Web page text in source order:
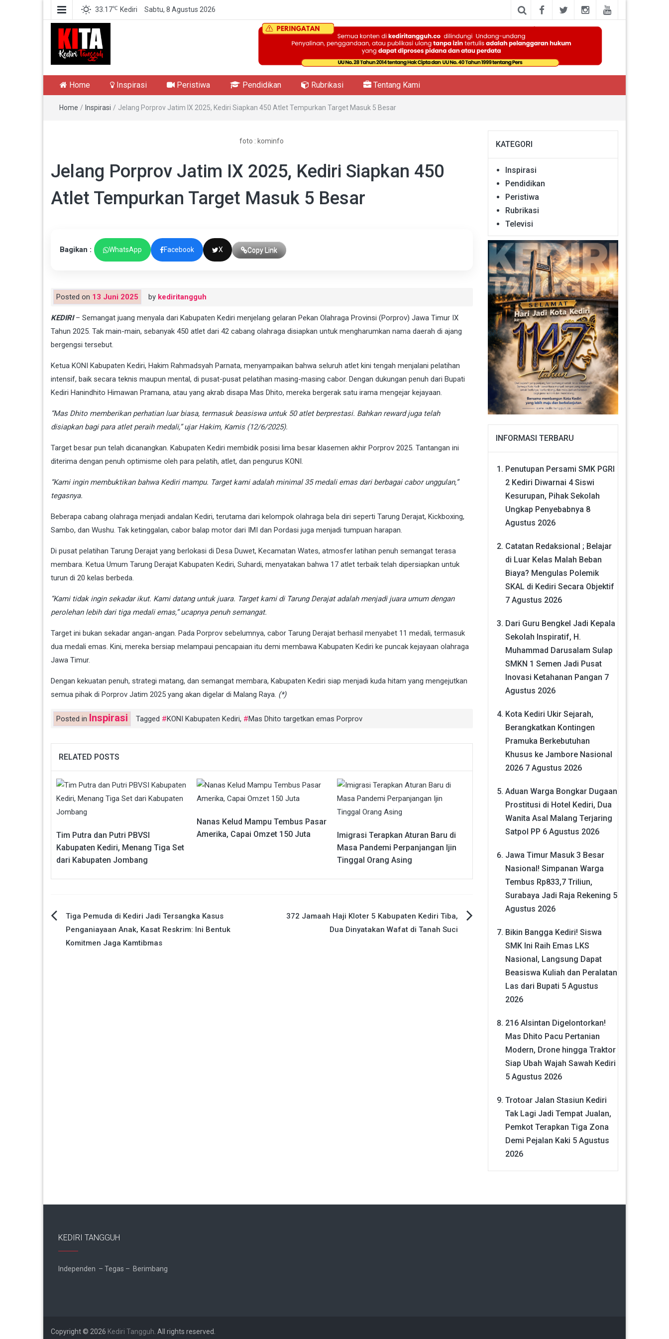
33.17℃ Kediri Sabtu, 8 Agustus 2026
Kediri Tangguh
Home Inspirasi Peristiwa Pendidikan Rubrikasi Tentang Kami
Home / Inspirasi / Jelang Porprov Jatim IX 2025, Kediri Siapkan 450 Atlet Tempurkan Target Masuk 5 Besar
foto : kominfo
Jelang Porprov Jatim IX 2025, Kediri Siapkan 450
Atlet Tempurkan Target Masuk 5 Besar
Bagikan : WhatsApp Facebook X Copy Link
Posted on 13 Juni 2025 by kediritangguh
KEDIRI– Semangat juang menyala dari Kabupaten Kediri menjelang gelaran Pekan Olahraga Provinsi (Porprov) Jawa Timur IX
Tahun 2025. Tak main-main, sebanyak 450 atlet dari 42 cabang olahraga disiapkan untuk mengharumkan nama daerah di ajang
bergengsi tersebut.
Ketua KONI Kabupaten Kediri, Hakim Rahmadsyah Parnata, menyampaikan bahwa seluruh atlet kini tengah menjalani pelatihan
intensif, baik secara teknis maupun mental, di pusat-pusat pelatihan masing-masing cabor. Dengan dukungan penuh dari Bupati
Kediri Hanindhito Himawan Pramana, atau yang akrab disapa Mas Dhito, mereka bergerak satu irama mengejar kejayaan.
“Mas Dhito memberikan perhatian luar biasa, termasuk beasiswa untuk 50 atlet berprestasi. Bahkan reward juga telah
disiapkan bagi para atlet peraih medali,” ujar Hakim, Kamis (12/6/2025).
Target besar pun telah dicanangkan. Kabupaten Kediri membidik posisi lima besar klasemen akhir Porprov 2025. Tantangan ini
diterima dengan penuh optimisme oleh para pelatih, atlet, dan pengurus KONI.
“Kami ingin membuktikan bahwa Kediri mampu. Target kami adalah minimal 35 medali emas dari berbagai cabor unggulan,”
tegasnya.
Beberapa cabang olahraga menjadi andalan Kediri, terutama dari kelompok olahraga bela diri seperti Tarung Derajat, Kickboxing,
Sambo, dan Wushu. Tak ketinggalan, cabor balap motor dari IMI dan Pordasi juga menjadi tumpuan harapan.
Di pusat pelatihan Tarung Derajat yang berlokasi di Desa Duwet, Kecamatan Wates, atmosfer latihan penuh semangat terasa
membara. Ketua Umum Tarung Derajat Kabupaten Kediri, Suhardi, menyatakan bahwa 17 atlet terbaik telah dipersiapkan untuk
turun di 20 kelas berbeda.
“Kami tidak ingin sekadar ikut. Kami datang untuk juara. Target kami di Tarung Derajat adalah menjadi juara umum dengan
perolehan lebih dari tiga medali emas,” ucapnya penuh semangat.
Target ini bukan sekadar angan-angan. Pada Porprov sebelumnya, cabor Tarung Derajat berhasil menyabet 11 medali, termasuk
dua medali emas. Kini, mereka bersiap melampaui pencapaian itu demi membawa Kabupaten Kediri ke puncak kejayaan olahraga
Jawa Timur.
Dengan kekuatan penuh, strategi matang, dan semangat membara, Kabupaten Kediri siap menjadi kuda hitam yang mengejutkan
semua pihak di Porprov Jatim 2025 yang akan digelar di Malang Raya. (*)
Posted in Inspirasi Tagged KONI Kabupaten Kediri, Mas Dhito targetkan emas Porprov
RELATED POSTS
Tim Putra dan Putri PBVSI
Kabupaten Kediri, Menang Tiga Set
dari Kabupaten Jombang
Nanas Kelud Mampu Tembus Pasar
Amerika, Capai Omzet 150 Juta
Imigrasi Terapkan Aturan Baru di
Masa Pandemi Perpanjangan Ijin
Tinggal Orang Asing
Navigasi
pos
Tiga Pemuda di Kediri Jadi Tersangka Kasus
Penganiayaan Anak, Kasat Reskrim: Ini Bentuk
Komitmen Jaga Kamtibmas
372 Jamaah Haji Kloter 5 Kabupaten Kediri Tiba,
Dua Dinyatakan Wafat di Tanah Suci
KATEGORI
Inspirasi
Pendidikan
Peristiwa
Rubrikasi
Televisi
INFORMASI TERBARU
Penutupan Persami SMK PGRI
2 Kediri Diwarnai 4 Siswi
Kesurupan, Pihak Sekolah
Ungkap Penyebabnya 8
Agustus 2026
Catatan Redaksional ; Belajar
di Luar Kelas Malah Beban
Biaya? Mengulas Polemik
SKAL di Kediri Secara Objektif
7 Agustus 2026
Dari Guru Bengkel Jadi Kepala
Sekolah Inspiratif, H.
Muhammad Darusalam Sulap
SMKN 1 Semen Jadi Pusat
Inovasi Ketahanan Pangan 7
Agustus 2026
Kota Kediri Ukir Sejarah,
Berangkatkan Kontingen
Pramuka Berkebutuhan
Khusus ke Jambore Nasional
2026 7 Agustus 2026
Aduan Warga Bongkar Dugaan
Prostitusi di Hotel Kediri, Dua
Wanita Asal Malang Terjaring
Satpol PP 6 Agustus 2026
Jawa Timur Masuk 3 Besar
Nasional! Simpanan Warga
Tembus Rp833,7 Triliun,
Surabaya Jadi Raja Rekening 5
Agustus 2026
Bikin Bangga Kediri! Siswa
SMK Ini Raih Emas LKS
Nasional, Langsung Dapat
Beasiswa Kuliah dan Peralatan
Las dari Bupati 5 Agustus
2026
216 Alsintan Digelontorkan!
Mas Dhito Pacu Pertanian
Modern, Drone hingga Traktor
Siap Ubah Wajah Sawah Kediri
5 Agustus 2026
Trotoar Jalan Stasiun Kediri
Tak Lagi Jadi Tempat Jualan,
Pemkot Terapkan Tiga Zona
Demi Pejalan Kaki 5 Agustus
2026
KEDIRI TANGGUH
Independen – Tegas – Berimbang
Copyright © 2026 Kediri Tangguh . All rights reserved.